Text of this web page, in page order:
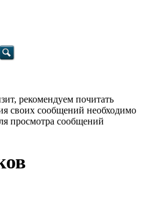
рекомендуем почитать
своих сообщений необходимо
просмотра сообщений